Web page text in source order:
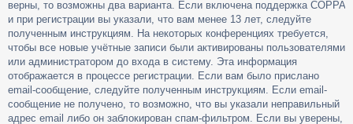
верны, то возможны два варианта. Если включена поддержка COPPA
и при регистрации вы указали, что вам менее 13 лет, следуйте
полученным инструкциям. На некоторых конференциях требуется,
чтобы все новые учётные записи были активированы пользователями
или администратором до входа в систему. Эта информация
отображается в процессе регистрации. Если вам было прислано
email-сообщение, следуйте полученным инструкциям. Если email-
сообщение не получено, то возможно, что вы указали неправильный
адрес email либо он заблокирован спам-фильтром. Если вы уверены,